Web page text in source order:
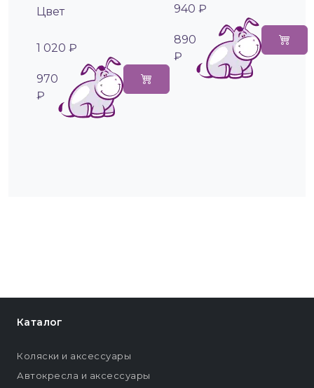
Цвет
1 020 ₽
970
₽
940 ₽
890
₽
Каталог
Коляски и аксессуары
Автокресла и аксессуары